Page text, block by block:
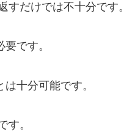
だけでは不十分です。
です。
十分可能です。
す。